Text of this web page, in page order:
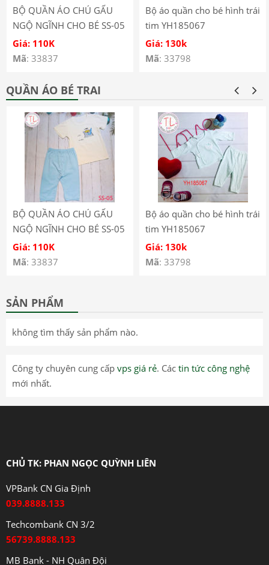
BỘ QUẦN ÁO CHÚ GẤU
NGỘ NGĨNH CHO BÉ SS-05
Giá: 110K
Mã: 33837
Bộ áo quần cho bé hình trái
tim YH185067
Giá: 130k
Mã: 33798
QUẦN ÁO BÉ TRAI
BỘ QUẦN ÁO CHÚ GẤU
NGỘ NGĨNH CHO BÉ SS-05
Giá: 110K
Mã: 33837
Bộ áo quần cho bé hình trái
tim YH185067
Giá: 130k
Mã: 33798
SẢN PHẨM
không tìm thấy sản phẩm nào.
Công ty chuyên cung cấp vps giá rẻ. Các tin tức công nghệ
mới nhất.
CHỦ TK: PHAN NGỌC QUỲNH LIÊN
VPBank CN Gia Định
039.8888.133
Techcombank CN 3/2
56739.8888.133
MB Bank - NH Quân Đội